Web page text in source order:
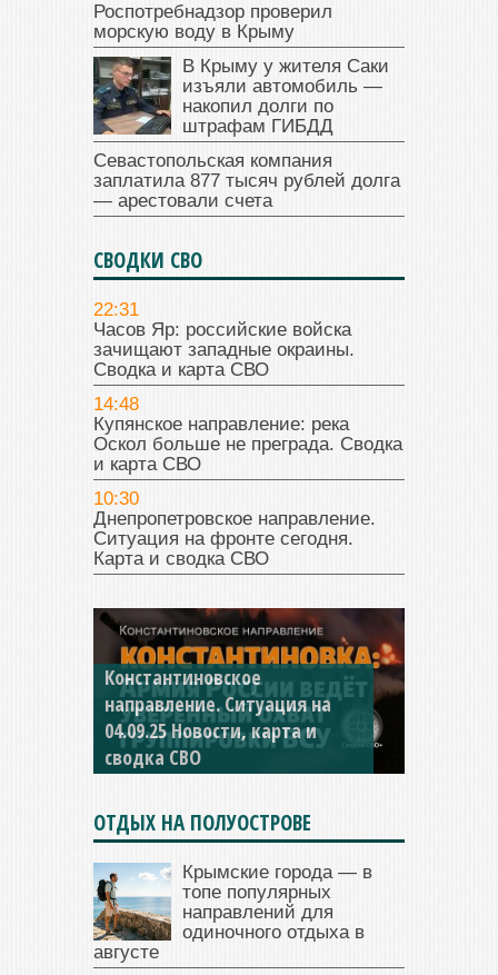
Роспотребнадзор проверил
морскую воду в Крыму
В Крыму у жителя Саки
изъяли автомобиль —
накопил долги по
штрафам ГИБДД
Севастопольская компания
заплатила 877 тысяч рублей долга
— арестовали счета
СВОДКИ СВО
22:31
Часов Яр: российские войска
зачищают западные окраины.
Сводка и карта СВО
14:48
Купянское направление: река
Оскол больше не преграда. Сводка
и карта СВО
10:30
Днепропетровское направление.
Ситуация на фронте сегодня.
Карта и сводка СВО
Константиновское
направление. Ситуация на
04.09.25 Новости, карта и
сводка СВО
ОТДЫХ НА ПОЛУОСТРОВЕ
Крымские города — в
топе популярных
направлений для
одиночного отдыха в
августе